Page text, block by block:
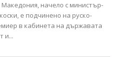
начело с министър-
е подчинено на руско-
в кабинета на държавата
и...